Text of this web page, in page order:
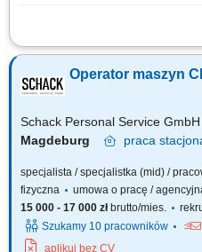
Samodzielna obsługa tokarek i
wykonywanych elementów zgodnie z
Wprowadzanie bieżących korekt
Operator maszyn
Schack Personal Service GmbH
Magdeburg
praca
specjalista / specjalistka (mid) /
fizyczna
umowa o pracę /
15 000 - 17 000 złbrutto/mies.
Szukamy 10 pracowników
aplikuj bez CV